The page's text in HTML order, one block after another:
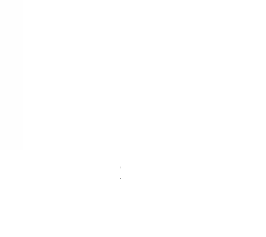
Gütermann Extra strong -